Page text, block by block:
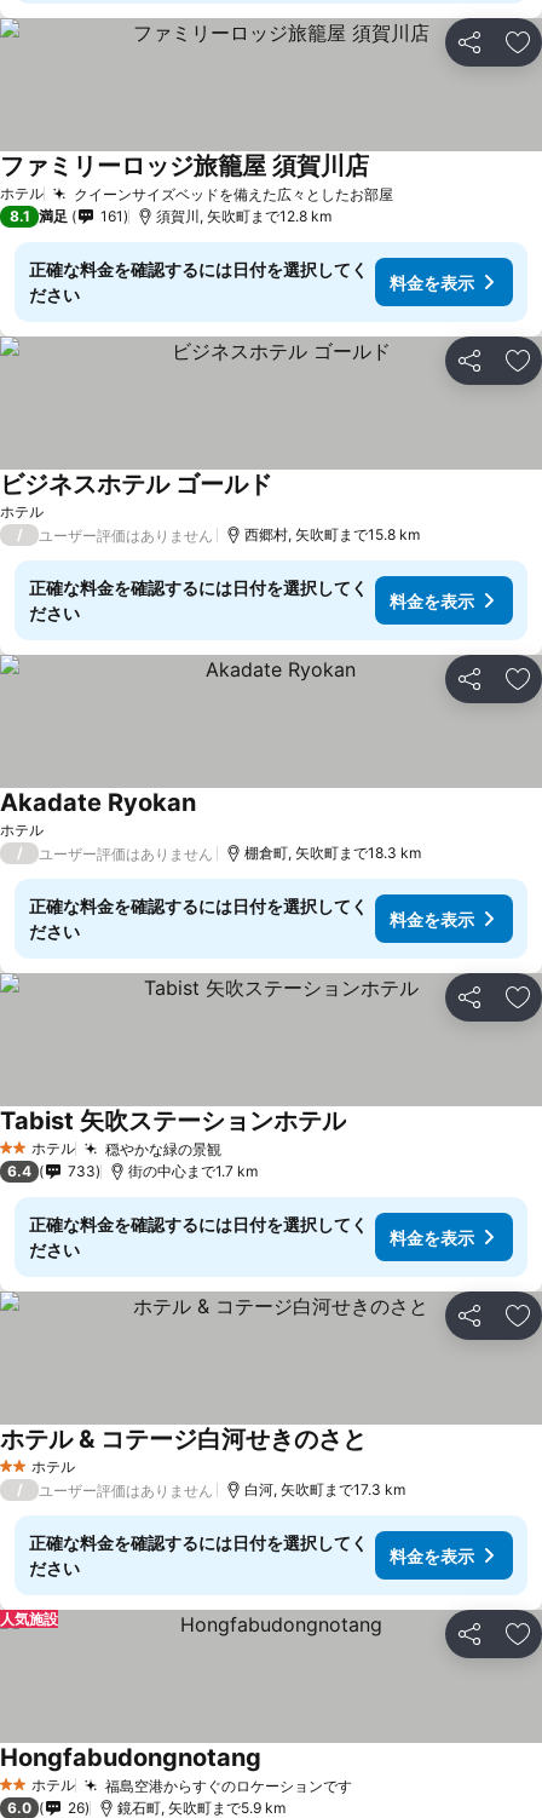
シェア お
ホテル クイーンサイズベッドを備えた広々としたお部屋
ファミリーロッジ旅籠屋 須賀川店
8.1 満足 161 須賀川, 矢吹町まで12.8 km
正確な料金を確認するには日付を選択してく
ださい
料金を表示
シェア お
ホテル
ビジネスホテル ゴールド
/ ユーザー評価はありません 西郷村, 矢吹町まで15.8 km
正確な料金を確認するには日付を選択してく
ださい
料金を表示
シェア お
ホテル
Akadate Ryokan
/ ユーザー評価はありません 棚倉町, 矢吹町まで18.3 km
正確な料金を確認するには日付を選択してく
ださい
料金を表示
シェア お
2 ホテルのランク
ホテル 穏やかな緑の景観
Tabist 矢吹ステーションホテル
6.4 733 街の中心まで1.7 km
正確な料金を確認するには日付を選択してく
ださい
料金を表示
シェア お
2 ホテルのランク
ホテル
ホテル & コテージ白河せきのさと
/ ユーザー評価はありません 白河, 矢吹町まで17.3 km
正確な料金を確認するには日付を選択してく
ださい
料金を表示
シェア お
人気施設
2 ホテルのランク
ホテル 福島空港からすぐのロケーションです
Hongfabudongnotang
6.0 26 鏡石町, 矢吹町まで5.9 km